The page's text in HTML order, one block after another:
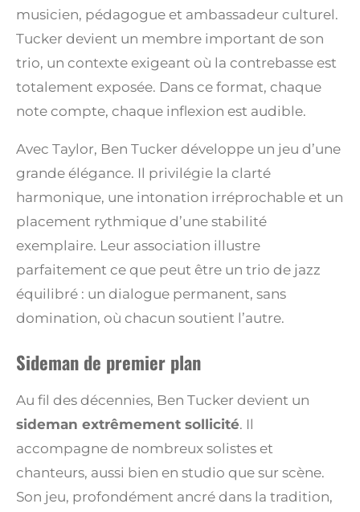
musicien, pédagogue et ambassadeur culturel.
Tucker devient un membre important de son
trio, un contexte exigeant où la contrebasse est
totalement exposée. Dans ce format, chaque
note compte, chaque inflexion est audible.
Avec Taylor, Ben Tucker développe un jeu d’une
grande élégance. Il privilégie la clarté
harmonique, une intonation irréprochable et un
placement rythmique d’une stabilité
exemplaire. Leur association illustre
parfaitement ce que peut être un trio de jazz
équilibré : un dialogue permanent, sans
domination, où chacun soutient l’autre.
Sideman de premier plan
Au fil des décennies, Ben Tucker devient un
sideman extrêmement sollicité. Il
accompagne de nombreux solistes et
chanteurs, aussi bien en studio que sur scène.
Son jeu, profondément ancré dans la tradition,